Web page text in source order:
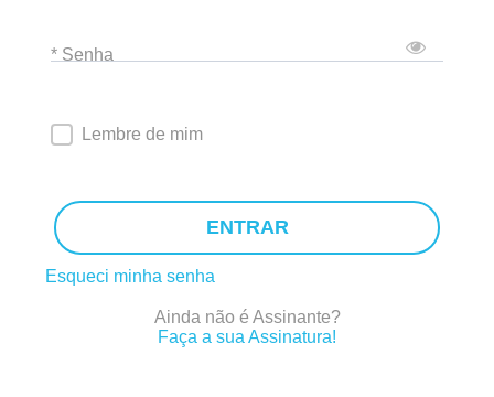
* Senha
Lembre de mim
ENTRAR
Esqueci minha senha
Ainda não é Assinante?
Faça a sua Assinatura!